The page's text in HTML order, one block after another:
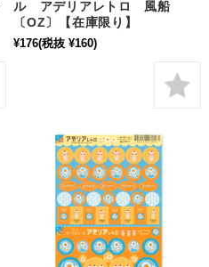
ル アデリアレトロ 風船
〔OZ〕【在庫限り】
¥176(税抜 ¥160)